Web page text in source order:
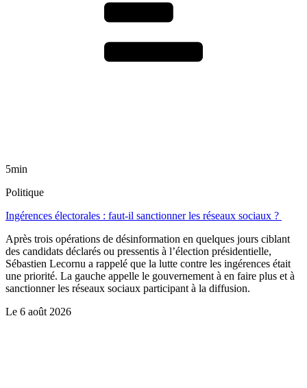
5min
Politique
Ingérences électorales : faut-il sanctionner les réseaux sociaux ?
Après trois opérations de désinformation en quelques jours ciblant
des candidats déclarés ou pressentis à l’élection présidentielle,
Sébastien Lecornu a rappelé que la lutte contre les ingérences était
une priorité. La gauche appelle le gouvernement à en faire plus et à
sanctionner les réseaux sociaux participant à la diffusion.
Le 6 août 2026